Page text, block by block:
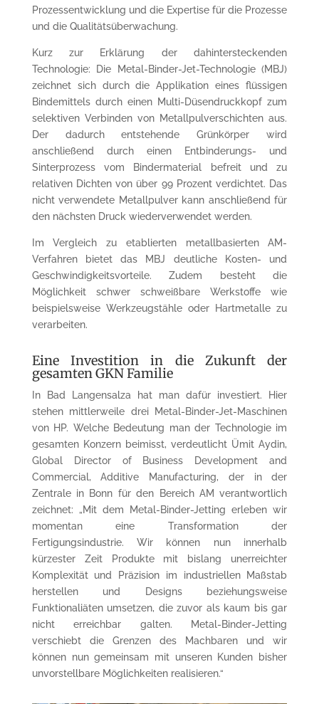
Prozessentwicklung und die Expertise für die Prozesse
und die Qualitätsüberwachung.
Kurz zur Erklärung der dahintersteckenden
Technologie: Die Metal-Binder-Jet-Technologie (MBJ)
zeichnet sich durch die Applikation eines flüssigen
Bindemittels durch einen Multi-Düsendruckkopf zum
selektiven Verbinden von Metallpulverschichten aus.
Der dadurch entstehende Grünkörper wird
anschließend durch einen Entbinderungs- und
Sinterprozess vom Bindermaterial befreit und zu
relativen Dichten von über 99 Prozent verdichtet. Das
nicht verwendete Metallpulver kann anschließend für
den nächsten Druck wiederverwendet werden.
Im Vergleich zu etablierten metallbasierten AM-
Verfahren bietet das MBJ deutliche Kosten- und
Geschwindigkeitsvorteile. Zudem besteht die
Möglichkeit schwer schweißbare Werkstoffe wie
beispielsweise Werkzeugstähle oder Hartmetalle zu
verarbeiten.
Eine Investition in die Zukunft der
gesamten GKN Familie
In Bad Langensalza hat man dafür investiert. Hier
stehen mittlerweile drei Metal-Binder-Jet-Maschinen
von HP. Welche Bedeutung man der Technologie im
gesamten Konzern beimisst, verdeutlicht Ümit Aydin,
Global Director of Business Development and
Commercial, Additive Manufacturing, der in der
Zentrale in Bonn für den Bereich AM verantwortlich
zeichnet: „Mit dem Metal-Binder-Jetting erleben wir
momentan eine Transformation der
Fertigungsindustrie. Wir können nun innerhalb
kürzester Zeit Produkte mit bislang unerreichter
Komplexität und Präzision im industriellen Maßstab
herstellen und Designs beziehungsweise
Funktionaliäten umsetzen, die zuvor als kaum bis gar
nicht erreichbar galten. Metal-Binder-Jetting
verschiebt die Grenzen des Machbaren und wir
können nun gemeinsam mit unseren Kunden bisher
unvorstellbare Möglichkeiten realisieren.“